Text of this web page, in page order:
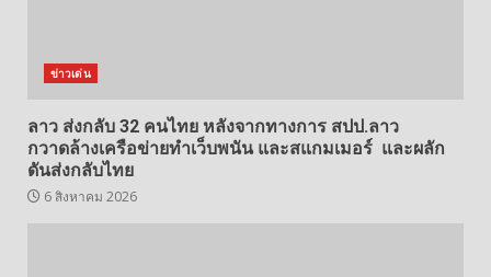
ข่าวเด่น
ลาว ส่งกลับ 32 คนไทย หลังจากทางการ สปป.ลาว
กวาดล้างเครือข่ายทำเว็บพนัน และสแกมเมอร์ และผลัก
ดันส่งกลับไทย
6 สิงหาคม 2026